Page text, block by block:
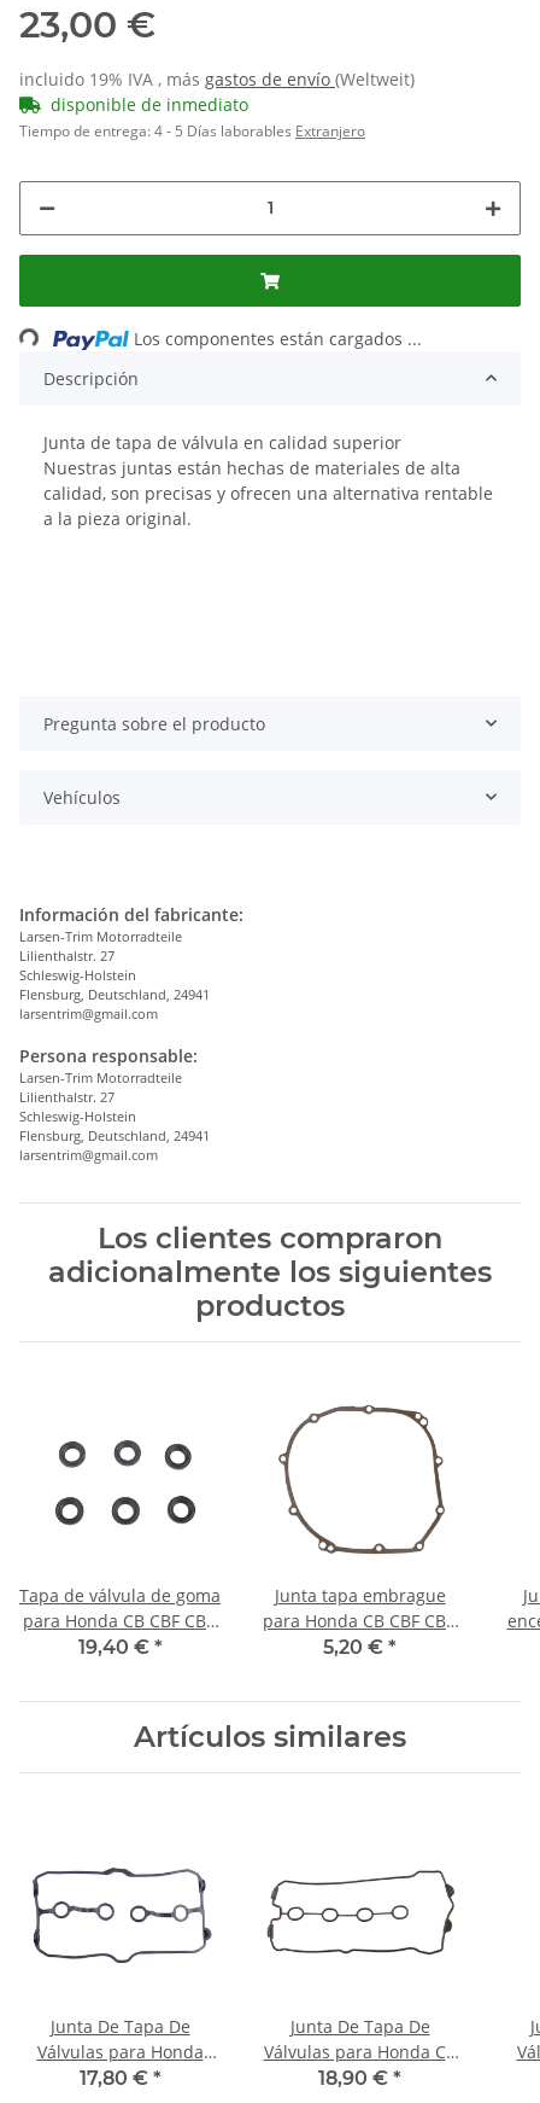
23,00 €
incluido 19% IVA , más gastos de envío (Weltweit)
disponible de inmediato
Tiempo de entrega:4 - 5 Días laborables Extranjero
Loading...
Los componentes están cargados ...
Descripción
Junta de tapa de válvula en calidad superior
Nuestras juntas están hechas de materiales de alta
calidad, son precisas y ofrecen una alternativa rentable
a la pieza original.
Pregunta sobre el producto
Vehículos
Información del fabricante:
Larsen-Trim Motorradteile
Lilienthalstr. 27
Schleswig-Holstein
Flensburg, Deutschland, 24941
larsentrim@gmail.com
Persona responsable:
Larsen-Trim Motorradteile
Lilienthalstr. 27
Schleswig-Holstein
Flensburg, Deutschland, 24941
larsentrim@gmail.com
Los clientes compraron
adicionalmente los siguientes
productos
Tapa de válvula de goma
para Honda CB CBF CBR
450 500 750 1000 GL
19,40 € *
Junta tapa embrague
para Honda CB CBF CBR
600 900 # 11393-MV9-
5,20 € *
Artículos similares
Junta De Tapa De
Válvulas para Honda
CBR 600 F # 87-90 #
17,80 € *
Junta De Tapa De
Válvulas para Honda CB
600 CBR 600 F # 12391-
18,90 € *